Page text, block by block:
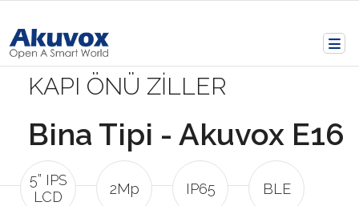
KAPI ÖNÜ ZİLLER
Bina Tipi - Akuvox E16
5” IPS
LCD
2Mp IP65 BLE